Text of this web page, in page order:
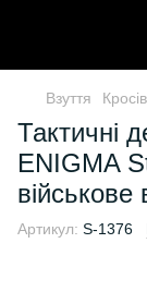
Взуття
Тактичні
ENIGMA
військове
Артикул: S-1376